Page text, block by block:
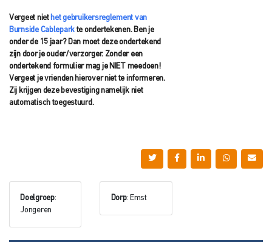
Vergeet niet het gebruikersreglement van
Burnside Cablepark te ondertekenen. Ben je
onder de 15 jaar? Dan moet deze ondertekend
zijndoor je ouder/verzorger. Zonder een
ondertekend formulier mag je NIET meedoen!
Vergeet je vrienden hierover niet te informeren.
Zij krijgen deze bevestiging namelijk niet
automatisch toegestuurd.
Doelgroep:
Jongeren
Dorp: Emst